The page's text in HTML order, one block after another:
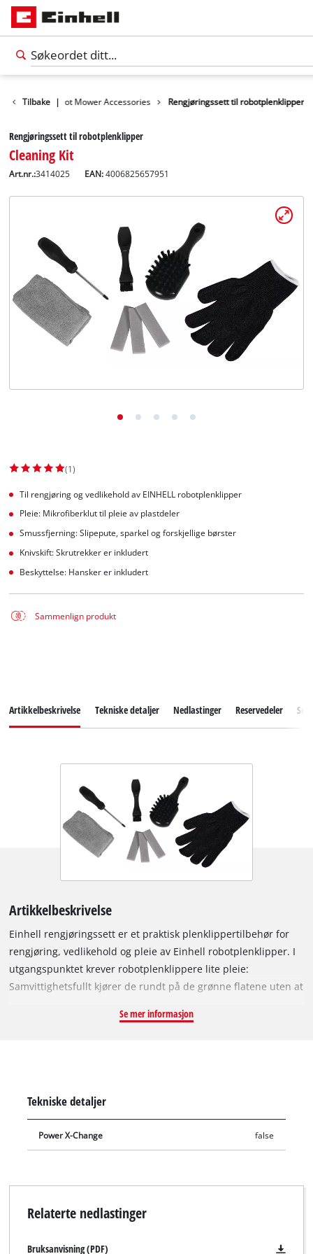
Norsk
NONorsk
English
Tilbake |
Robot Mower Accessories Rengjøringssett til robotplenklipper
Rengjøringssett til robotplenklipper
Cleaning Kit
Art.nr.:3414025 EAN:4006825657951
(1)
Til rengjøring og vedlikehold av EINHELL robotplenklipper
Pleie: Mikrofiberklut til pleie av plastdeler
Smussfjerning: Slipepute, sparkel og forskjellige børster
Knivskift: Skrutrekker er inkludert
Beskyttelse: Hansker er inkludert
Sammenlign produkt
Artikkelbeskrivelse Tekniske detaljer Nedlastinger Reservedeler
Artikkelbeskrivelse
Einhell rengjøringssett er et praktisk plenklippertilbehør for
rengjøring, vedlikehold og pleie av Einhell robotplenklipper. I
utgangspunktet krever robotplenklippere lite pleie:
Samvittighetsfullt kjører de rundt på de grønne flatene uten at
bør man holde et lite øye med de små hagehjelperne: Hvis
mikrofiberklut til pleie av plastdeler. Til knivskift er en
brukeren. Ved daglig bruk anbefales en ukentlig
Se mer informasjon
Tekniske detaljer
Power X-Change false
Relaterte nedlastinger
Bruksanvisning (PDF)